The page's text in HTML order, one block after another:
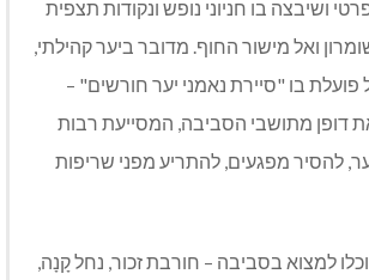
ושיבצה בו חניוני נופש ונקודות תצפית
ואל מישור החוף. מדובר ביער קהילתי,
בו "סיירת נאמני יער חורשים" –
דופן מתושבי הסביבה, המסייעת רבות
להסיר מפגעים, להתריע מפני שריפות
למצוא בסביבה – חורבת זכור, נחל קָנָה,